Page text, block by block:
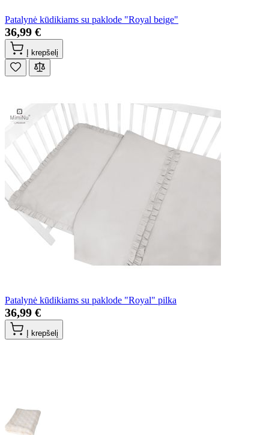
Patalynė kūdikiams su paklode "Royal beige"
36,99 €
Į krepšelį
Patalynė kūdikiams su paklode "Royal" pilka
36,99 €
Į krepšelį